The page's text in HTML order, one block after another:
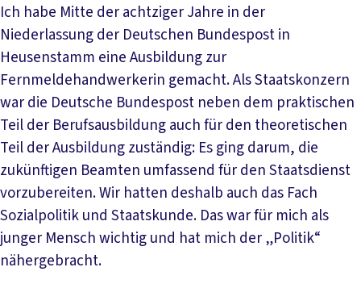
Ich habe Mitte der achtziger Jahre in der
Niederlassung der Deutschen Bundespost in
Heusenstamm eine Ausbildung zur
Fernmeldehandwerkerin gemacht. Als Staatskonzern
war die Deutsche Bundespost neben dem praktischen
Teil der Berufsausbildung auch für den theoretischen
Teil der Ausbildung zuständig: Es ging darum, die
zukünftigen Beamten umfassend für den Staatsdienst
vorzubereiten. Wir hatten deshalb auch das Fach
Sozialpolitik und Staatskunde. Das war für mich als
junger Mensch wichtig und hat mich der „Politik“
nähergebracht.